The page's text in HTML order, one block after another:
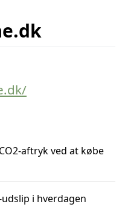
aftryk ved at købe
i hverdagen